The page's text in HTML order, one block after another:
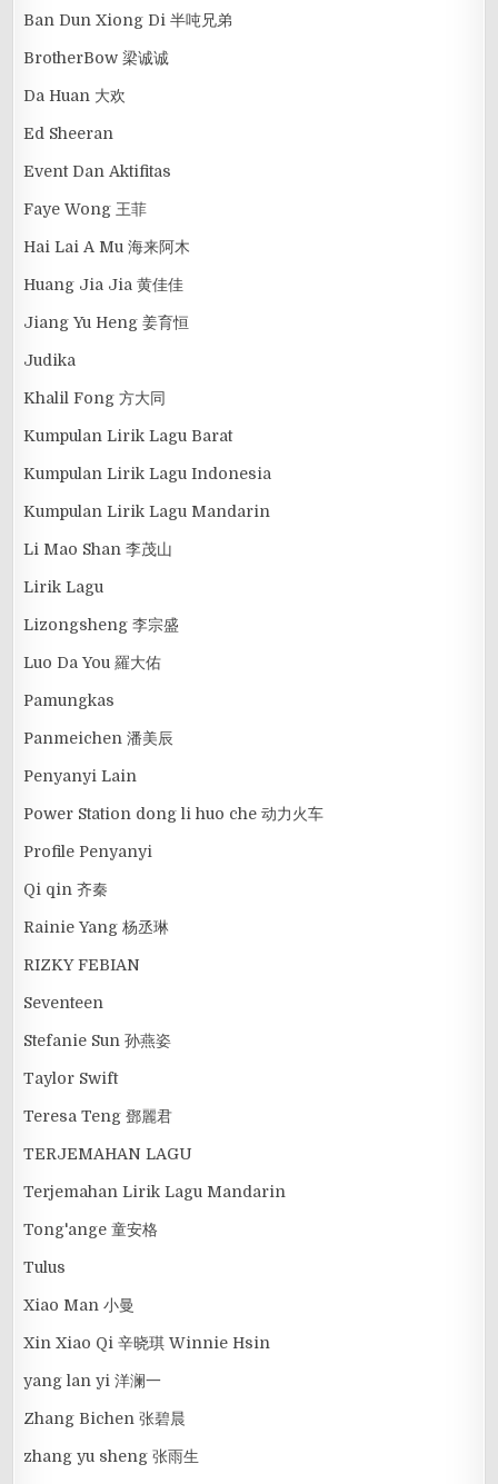
Ban Dun Xiong Di 半吨兄弟
BrotherBow 梁诚诚
Da Huan 大欢
Ed Sheeran
Event Dan Aktifitas
Faye Wong 王菲
Hai Lai A Mu 海来阿木
Huang Jia Jia 黄佳佳
Jiang Yu Heng 姜育恒
Judika
Khalil Fong 方大同
Kumpulan Lirik Lagu Barat
Kumpulan Lirik Lagu Indonesia
Kumpulan Lirik Lagu Mandarin
Li Mao Shan 李茂山
Lirik Lagu
Lizongsheng 李宗盛
Luo Da You 羅大佑
Pamungkas
Panmeichen 潘美辰
Penyanyi Lain
Power Station dong li huo che 动力火车
Profile Penyanyi
Qi qin 齐秦
Rainie Yang 杨丞琳
RIZKY FEBIAN
Seventeen
Stefanie Sun 孙燕姿
Taylor Swift
Teresa Teng 鄧麗君
TERJEMAHAN LAGU
Terjemahan Lirik Lagu Mandarin
Tong'ange 童安格
Tulus
Xiao Man 小曼
Xin Xiao Qi 辛晓琪 Winnie Hsin
yang lan yi 洋澜一
Zhang Bichen 张碧晨
zhang yu sheng 张雨生